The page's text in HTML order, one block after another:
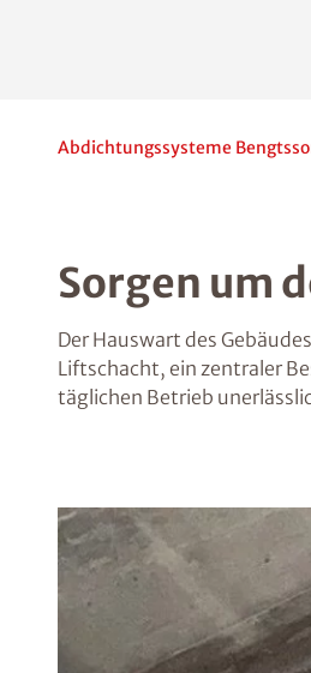
Abdichtungssysteme
Sorgen um
Der Hauswart des
Liftschacht, ein zentraler
täglichen Betrieb